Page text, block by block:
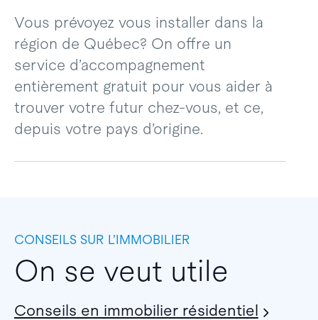
Vous prévoyez vous installer dans la
région de Québec? On offre un
service d’accompagnement
entièrement gratuit pour vous aider à
trouver votre futur chez-vous, et ce,
depuis votre pays d’origine.
CONSEILS SUR L’IMMOBILIER
On se veut utile
Conseils en immobilier résidentiel